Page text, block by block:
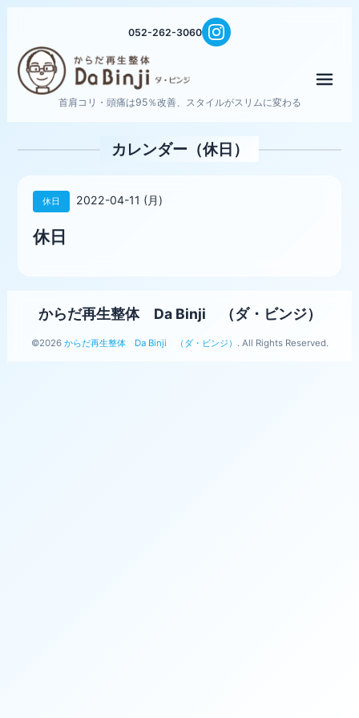
052-262-3060
首肩コリ・頭痛は95％改善、スタイルがスリムに変わる
カレンダー（休日）
休日 2022-04-11 (月)
休日
からだ再生整体 Da Binji （ダ・ビンジ）
©2026 からだ再生整体 Da Binji （ダ・ビンジ） . All Rights Reserved.